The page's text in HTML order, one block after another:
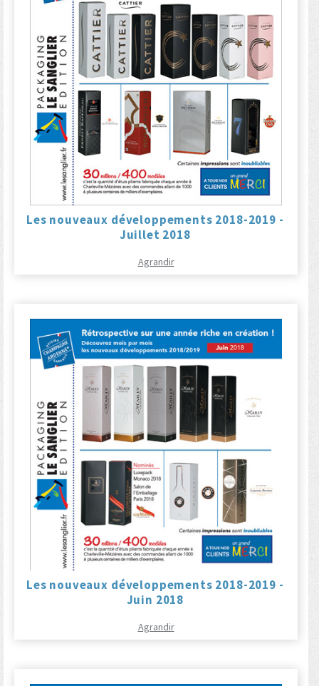
Les nouveaux développements 2018-2019 -
Juillet 2018
Agrandir
Les nouveaux développements 2018-2019 -
Juin 2018
Agrandir